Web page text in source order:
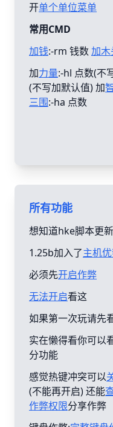
开单个单位菜单
常用CMD
加钱:-rm 钱数加木
加力量:-hl 点数(不
(不写加默认值) 加
三围:-ha 点数
所有功能
想知道hke脚本更
1.25b加入了主机
必须先开启作弊
无法开启看这
如果第一次玩请先
实在懒得看你可以
分功能
感觉热键冲突可以
(不能再开启) 还能
作弊权限分享作弊